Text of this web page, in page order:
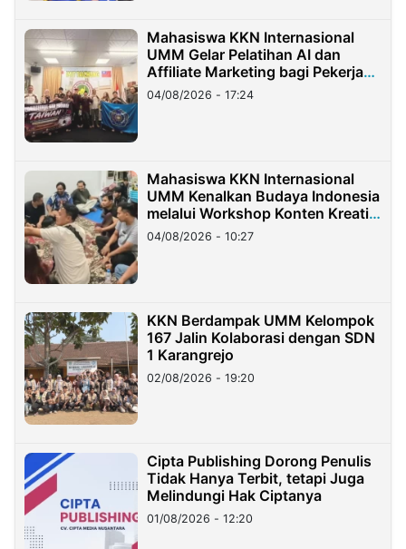
Mahasiswa KKN Internasional
UMM Gelar Pelatihan AI dan
Affiliate Marketing bagi Pekerja
Migran Indonesia di Taiwan
04/08/2026 - 17:24
Mahasiswa KKN Internasional
UMM Kenalkan Budaya Indonesia
melalui Workshop Konten Kreatif
di Taiwan
04/08/2026 - 10:27
KKN Berdampak UMM Kelompok
167 Jalin Kolaborasi dengan SDN
1 Karangrejo
02/08/2026 - 19:20
Cipta Publishing Dorong Penulis
Tidak Hanya Terbit, tetapi Juga
Melindungi Hak Ciptanya
01/08/2026 - 12:20